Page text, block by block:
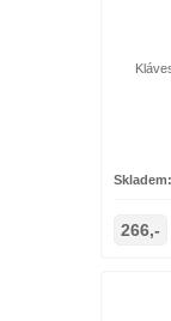
266,-